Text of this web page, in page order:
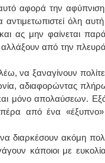
αφορά την
όλη
ας μην φαίνεται
από την πλευρά
να ξαναγίνουν
αδιαφορώντας
μόνο απολαύσεων.
από ένα
διαρκέσουν ακόμη
κάποιοι με
ΚΑΡΔΙΟΛΟΓΟΣ
ΚΩΝΣΤΑΝΤΙΝΟΣ
υπέρηχος
Μυτιλήνη
τηλ.2251302311